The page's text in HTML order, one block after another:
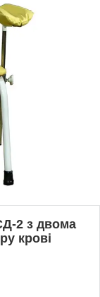
2 з двома
крові